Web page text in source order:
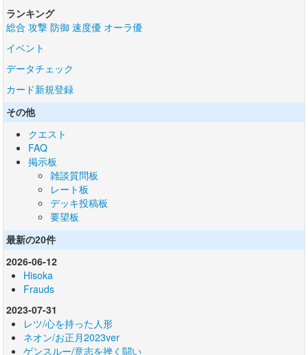
ランキング
総合 攻撃 防御 速度優 オーラ優
イベント
データチェック
カード新規登録
その他
クエスト
FAQ
掲示板
雑談質問板
レート板
デッキ投稿板
要望板
最新の20件
2026-06-12
Hisoka
Frauds
2023-07-31
レツ/心を持った人形
ネオン/お正月2023ver
ゲンスルー/意志を挫く闘い